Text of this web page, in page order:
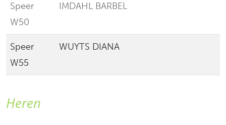
Speer
W50
IMDAHL BARBEL
Speer
W55
WUYTS DIANA
Heren